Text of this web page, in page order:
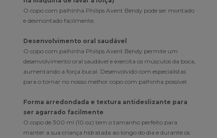
O copo com palhinha Philips Avent Bendy pode ser montado
e desmontado facilmente.
Desenvolvimento oral saudável
O copo com palhinha Philips Avent Bendy permite um
desenvolvimento oral saudável e exercita os músculos da boca,
aumentando a força bucal. Desenvolvido com especialistas
para o tornar no nosso melhor copo com palhinha possível.
Forma arredondada e textura antideslizante para
ser agarrado facilmente
O copo de 300 ml (10 oz) tem o tamanho perfeito para
manter a sua criança hidratada ao longo do dia e durante os